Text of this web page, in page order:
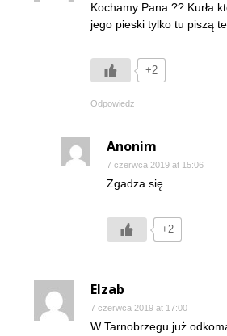
Kochamy Pana ?? Kurła
jego pieski tylko tu piszą
+2
Odpowiedz
Anonim
7 czerwca 2019 at 15:06
Zgadza się
+2
Elzab
7 czerwca 2019 at 17:00
W Tarnobrzegu już